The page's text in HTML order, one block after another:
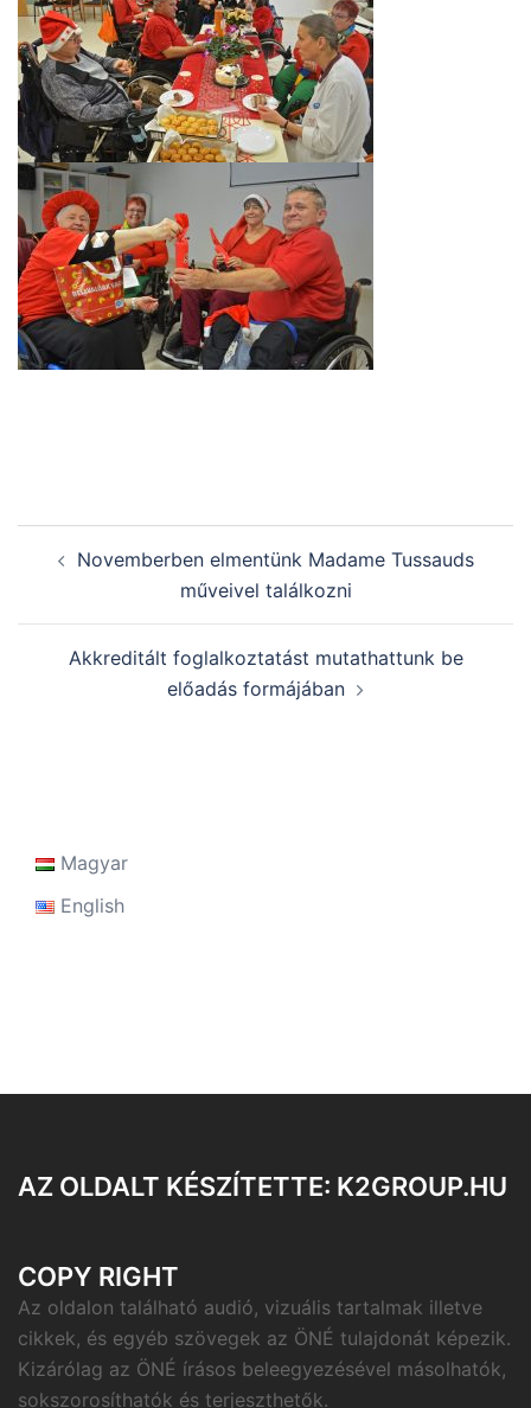
navigation
Novemberben elmentünk Madame Tussauds
műveivel találkozni
Akkreditált foglalkoztatást mutathattunk be
előadás formájában
Magyar
English
AZ OLDALT KÉSZÍTETTE: K2GROUP.HU
COPY RIGHT
Az oldalon található audió, vizuális tartalmak illetve
cikkek, és egyéb szövegek az ÖNÉ tulajdonát képezik.
Kizárólag az ÖNÉ írásos beleegyezésével másolhatók,
sokszorosíthatók és terjeszthetők.